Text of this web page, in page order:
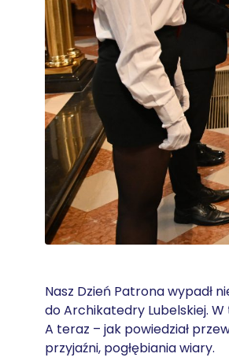
Nasz Dzień Patrona wypadł
do Archikatedry Lubelskiej.
A teraz – jak powiedział
przyjaźni, pogłębiania wiary.